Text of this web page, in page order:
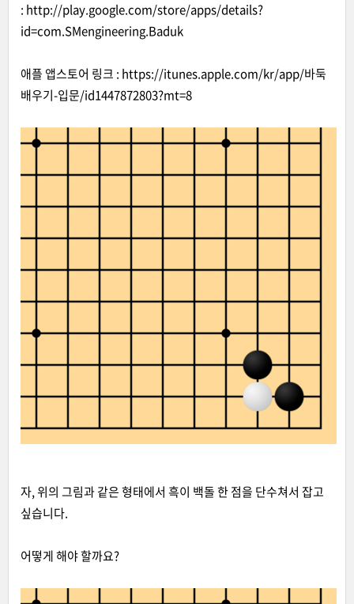
: http://play.google.com/store/apps/details?
id=com.SMengineering.Baduk
애플 앱스토어 링크 : https://itunes.apple.com/kr/app/바둑
배우기-입문/id1447872803?mt=8
자, 위의 그림과 같은 형태에서 흑이 백돌 한 점을 단수쳐서 잡고
싶습니다.
어떻게 해야 할까요?